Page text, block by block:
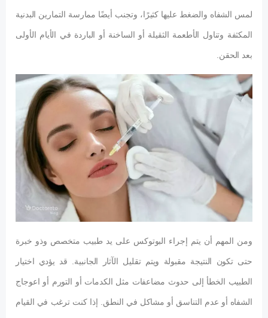
لمس الشفاه والضغط عليها كثيرًا، وتجنب أيضًا ممارسة التمارين البدنية
المكثفة وتناول الأطعمة الثقيلة أو الساخنة أو الباردة في الأيام الأولى
بعد الحقن.
ومن المهم أن يتم إجراء البوتوكس على يد طبيب متخصص وذو خبرة
حتى تكون النتيجة مقبولة ويتم تقليل الآثار الجانبية. قد يؤدي اختيار
الطبيب الخطأ إلى حدوث مضاعفات مثل الكدمات أو التورم أو اعوجاج
الشفاه أو عدم التناسق أو مشاكل في النطق. إذا كنت ترغب في القيام